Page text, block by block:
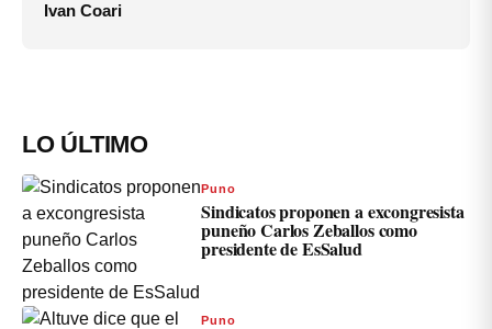
Ivan Coari
LO ÚLTIMO
Puno
Sindicatos proponen a excongresista
puneño Carlos Zeballos como
presidente de EsSalud
Puno